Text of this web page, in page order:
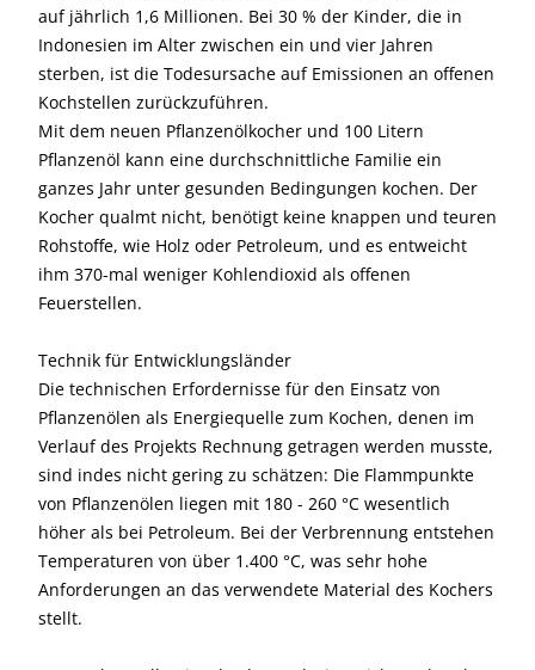
auf jährlich 1,6 Millionen. Bei 30 % der Kinder, die in
Indonesien im Alter zwischen ein und vier Jahren
sterben, ist die Todesursache auf Emissionen an offenen
Kochstellen zurückzuführen.
Mit dem neuen Pflanzenölkocher und 100 Litern
Pflanzenöl kann eine durchschnittliche Familie ein
ganzes Jahr unter gesunden Bedingungen kochen. Der
Kocher qualmt nicht, benötigt keine knappen und teuren
Rohstoffe, wie Holz oder Petroleum, und es entweicht
ihm 370-mal weniger Kohlendioxid als offenen
Feuerstellen.
Technik für Entwicklungs­länder
Die technischen Erfordernisse für den Einsatz von
Pflanzenölen als Energiequelle zum Kochen, denen im
Verlauf des Projekts Rechnung getragen werden musste,
sind indes nicht gering zu schätzen: Die Flammpunkte
von Pflanzenölen liegen mit 180 - 260 °C wesentlich
höher als bei Petroleum. Bei der Verbrennung entstehen
Temperaturen von über 1.400 °C, was sehr hohe
Anforderungen an das verwendete Material des Kochers
stellt.